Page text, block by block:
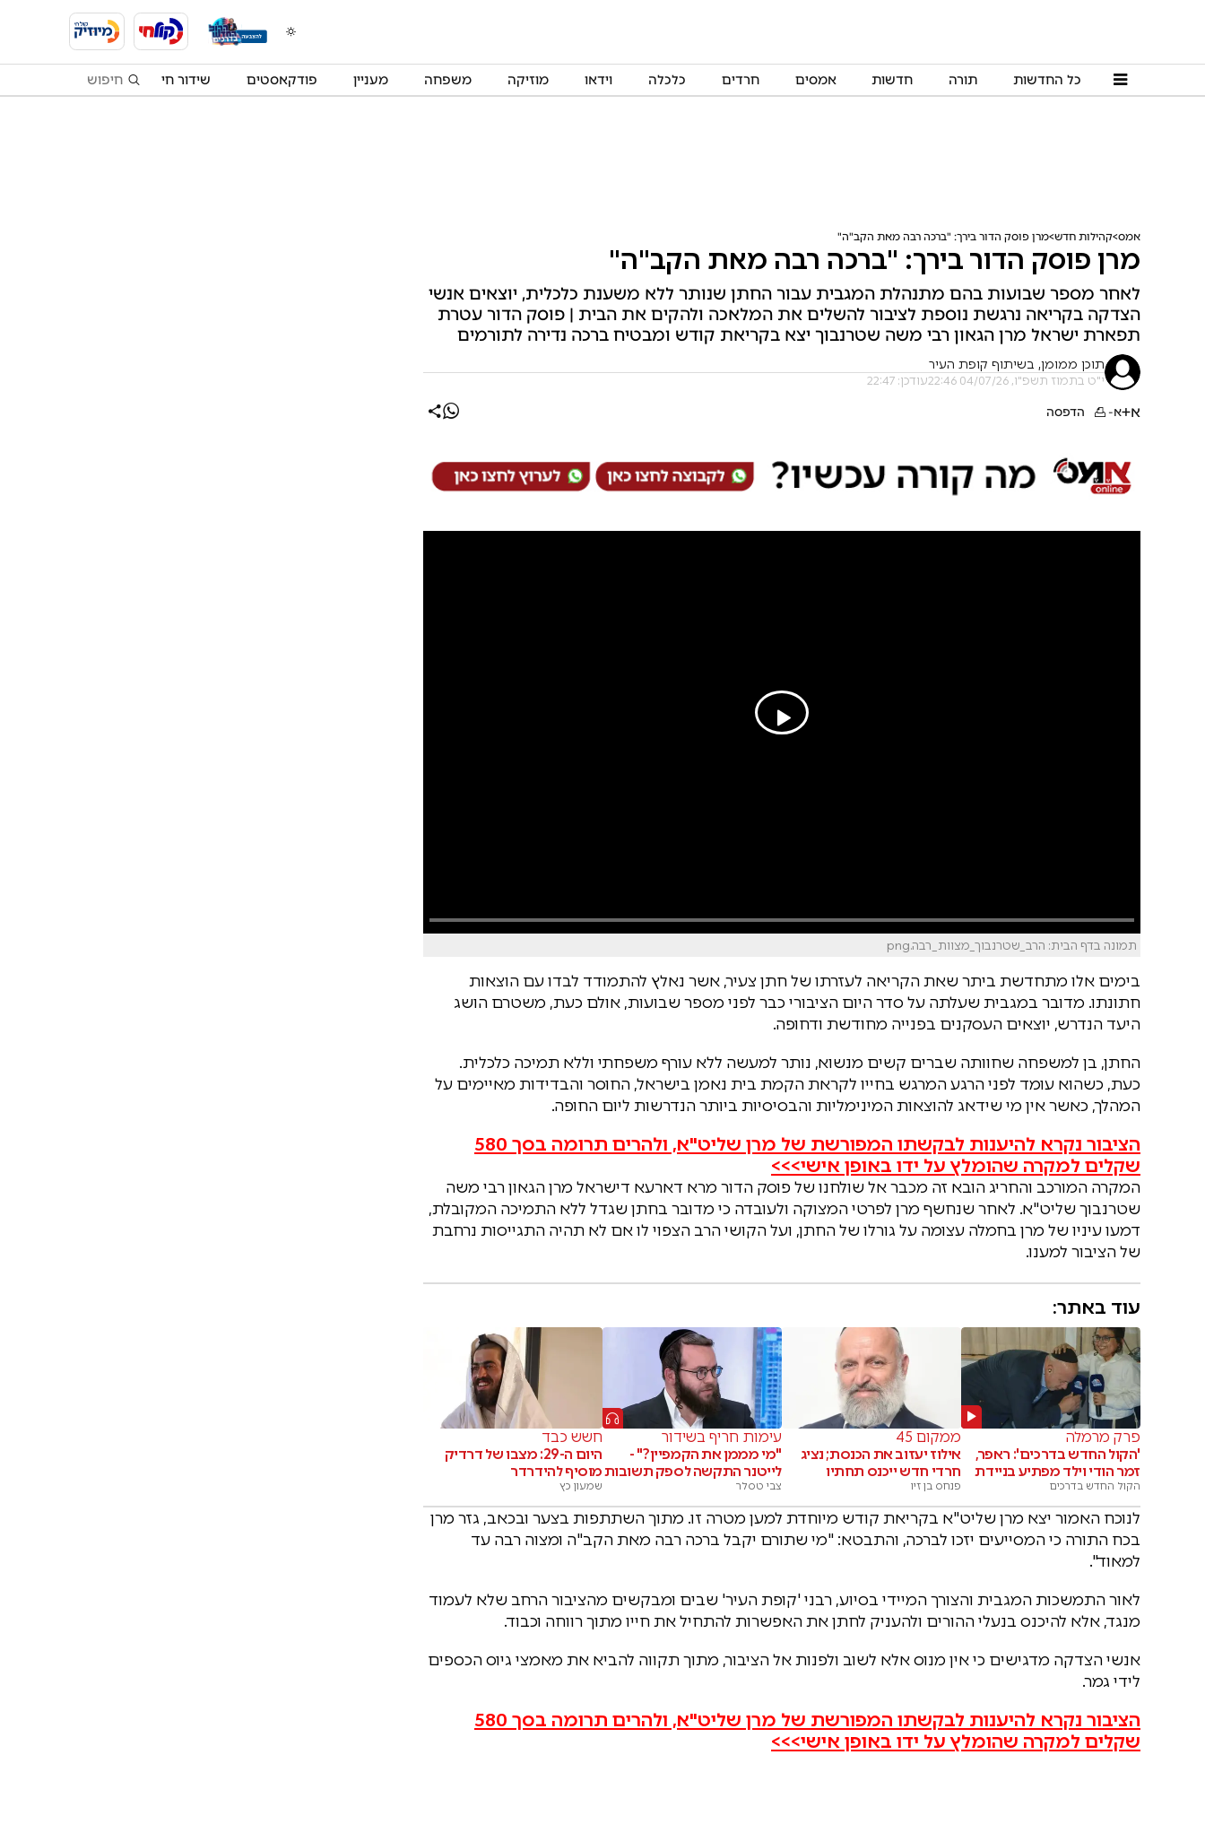
כל החדשות תורה חדשות אמסים חרדים כלכלה וידאו מוזיקה משפחה מעניין פודקאסטים שידור חי
אמס קהילות חדש מרן פוסק הדור בירך: "ברכה רבה מאת הקב"ה"
מרן פוסק הדור בירך: "ברכה רבה מאת הקב"ה"
לאחר מספר שבועות בהם מתנהלת המגבית עבור החתן שנותר ללא משענת כלכלית, יוצאים אנשי
הצדקה בקריאה נרגשת נוספת לציבור להשלים את המלאכה ולהקים את הבית | פוסק הדור עטרת
תפארת ישראל מרן הגאון רבי משה שטרנבוך יצא בקריאת קודש ומבטיח ברכה נדירה לתורמים
תוכן ממומן, בשיתוף קופת העיר
י"ט בתמוז תשפ"ו, 04/07/26 22:46 עודכן: 22:47
א+א- הדפסה
תמונה בדף הבית: הרב_שטרנבוך_מצוות_רבה.png
בימים אלו מתחדשת ביתר שאת הקריאה לעזרתו של חתן צעיר, אשר נאלץ להתמודד לבדו עם הוצאות
חתונתו. מדובר במגבית שעלתה על סדר היום הציבורי כבר לפני מספר שבועות, אולם כעת, משטרם הושג
היעד הנדרש, יוצאים העסקנים בפנייה מחודשת ודחופה.
החתן, בן למשפחה שחוותה שברים קשים מנשוא, נותר למעשה ללא עורף משפחתי וללא תמיכה כלכלית.
כעת, כשהוא עומד לפני הרגע המרגש בחייו לקראת הקמת בית נאמן בישראל, החוסר והבדידות מאיימים על
המהלך, כאשר אין מי שידאג להוצאות המינימליות והבסיסיות ביותר הנדרשות ליום החופה.
הציבור נקרא להיענות לבקשתו המפורשת של מרן שליט"א, ולהרים תרומה בסך 580
שקלים למקרה שהומלץ על ידו באופן אישי>>>
המקרה המורכב והחריג הובא זה מכבר אל שולחנו של פוסק הדור מרא דארעא דישראל מרן הגאון רבי משה
שטרנבוך שליט"א. לאחר שנחשף מרן לפרטי המצוקה ולעובדה כי מדובר בחתן שגדל ללא התמיכה המקובלת,
דמעו עיניו של מרן בחמלה עצומה על גורלו של החתן, ועל הקושי הרב הצפוי לו אם לא תהיה התגייסות נרחבת
של הציבור למענו.
עוד באתר:
פרק מרמלה
'הקול החדש בדרכים': ראפר,
זמר הודי וילד מפתיע בניידת
הקול החדש בדרכים
ממקום 45
אילוז יעזוב את הכנסת; נציג
חרדי חדש ייכנס תחתיו
פנחס בן זיו
עימות חריף בשידור
"מי מממן את הקמפיין?" -
לייטנר התקשה לספק תשובות
צבי טסלר
חשש כבד
היום ה-29: מצבו של דרדיק
מוסיף להידרדר
שמעון כץ
לנוכח האמור יצא מרן שליט"א בקריאת קודש מיוחדת למען מטרה זו. מתוך השתתפות בצער ובכאב, גזר מרן
בכח התורה כי המסייעים יזכו לברכה, והתבטא: "מי שתורם יקבל ברכה רבה מאת הקב"ה ומצוה רבה עד
למאוד".
לאור התמשכות המגבית והצורך המיידי בסיוע, רבני 'קופת העיר' שבים ומבקשים מהציבור הרחב שלא לעמוד
מנגד, אלא להיכנס בנעלי ההורים ולהעניק לחתן את האפשרות להתחיל את חייו מתוך רווחה וכבוד.
אנשי הצדקה מדגישים כי אין מנוס אלא לשוב ולפנות אל הציבור, מתוך תקווה להביא את מאמצי גיוס הכספים
לידי גמר.
הציבור נקרא להיענות לבקשתו המפורשת של מרן שליט"א, ולהרים תרומה בסך 580
שקלים למקרה שהומלץ על ידו באופן אישי>>>